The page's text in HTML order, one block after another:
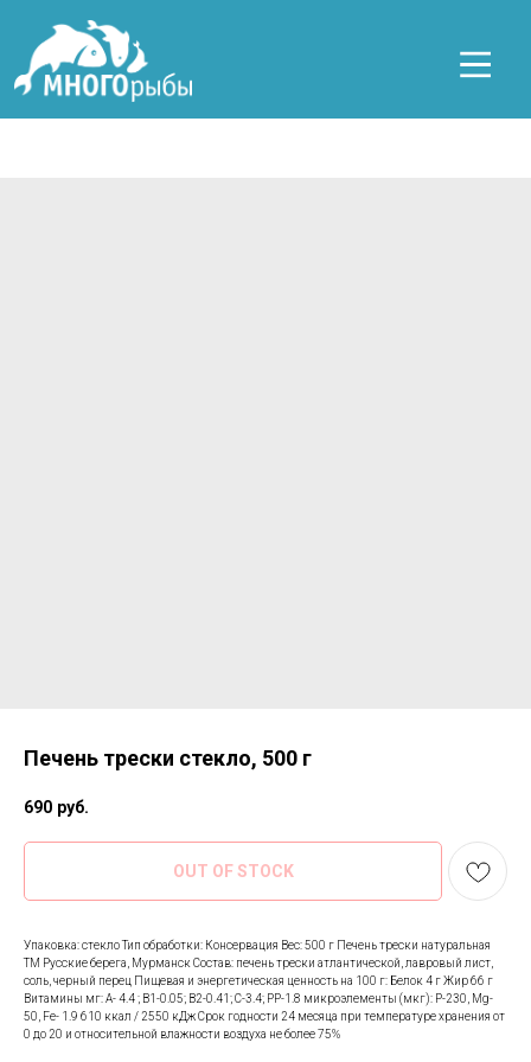
Печень трески стекло, 500 г
690 руб.
OUT OF STOCK
Упаковка: стекло Тип обработки: Консервация Вес: 500 г Печень трески натуральная
ТМ Русские берега, Мурманск Состав: печень трески атлантической, лавровый лист,
соль, черный перец Пищевая и энергетическая ценность на 100 г: Белок 4 г Жир 66 г
Витамины мг: А- 4.4 ; В1-0.05; В2-0.41; С-3.4; РР-1.8 микроэлементы (мкг): Р-230, Mg-
50, Fe- 1.9 610 ккал / 2550 кДж Срок годности 24 месяца при температуре хранения от
0 до 20 и относительной влажности воздуха не более 75%